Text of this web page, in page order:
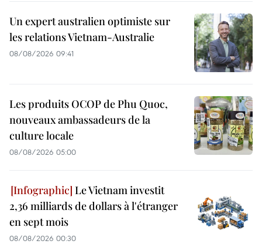
Un expert australien optimiste sur
les relations Vietnam-Australie
08/08/2026 09:41
Les produits OCOP de Phu Quoc,
nouveaux ambassadeurs de la
culture locale
08/08/2026 05:00
Le Vietnam investit
2,36 milliards de dollars à l'étranger
en sept mois
08/08/2026 00:30